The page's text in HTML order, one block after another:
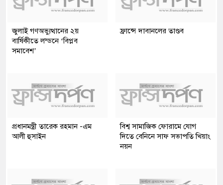
জুলাই গণঅভ্যুত্থানের ২য়
বার্ষিকীতে লন্ডনে ‘বিপ্লব
সমাবেশ’
ফ্রান্সে দাবানলের তাণ্ডব
প্রধানমন্ত্রী তারেক রহমান -এম
আলী হুসাইন
বিশ্ব সামাজিক ফোরামে যোগ
দিতে বেনিনে সাফ সভাপতি খিয়াং
নয়ন